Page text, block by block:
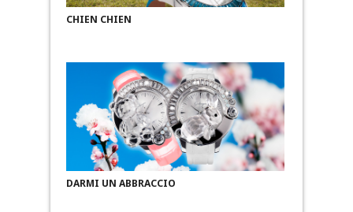
CHIEN CHIEN
DARMI UN ABBRACCIO